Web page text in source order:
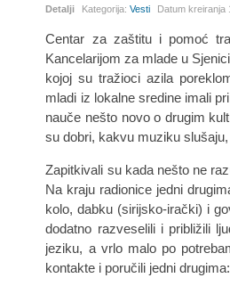
Detalji Kategorija:Vesti Datum kreiranja
Centar za zaštitu i pomoć
Kancelarijom za mlade u
kojoj su tražioci azila
mladi iz lokalne sredine imali
nauče nešto novo o drugim
su dobri, kakvu muziku
Zapitkivali su kada nešto ne
Na kraju radionice jedni
kolo, dabku (sirijsko-irački) i
dodatno razveselili i približili
jeziku, a vrlo malo po
kontakte i poručili jedni